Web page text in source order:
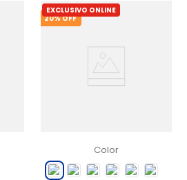
20% OFF
EXCLUSIVO ONLINE
Color